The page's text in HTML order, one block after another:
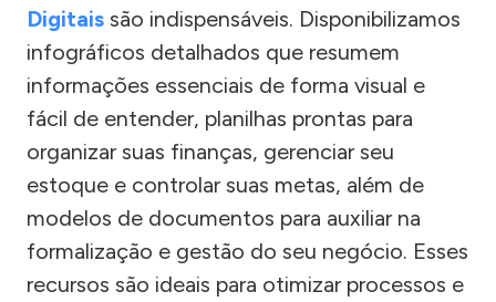
Digitais são indispensáveis. Disponibilizamos
infográficos detalhados que resumem
informações essenciais de forma visual e
fácil de entender, planilhas prontas para
organizar suas finanças, gerenciar seu
estoque e controlar suas metas, além de
modelos de documentos para auxiliar na
formalização e gestão do seu negócio. Esses
recursos são ideais para otimizar processos e